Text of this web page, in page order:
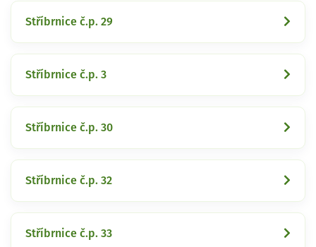
Stříbrnice č.p. 29
Stříbrnice č.p. 3
Stříbrnice č.p. 30
Stříbrnice č.p. 32
Stříbrnice č.p. 33